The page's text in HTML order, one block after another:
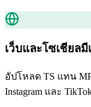
เว็บและโซเชียลมี
อัปโหลด TS แทน
Instagram และ